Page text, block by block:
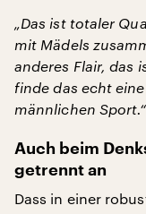
„Das ist totaler
mit Mädels
anderes Flair, das
finde das echt
männlichen Sport.“
Auch beim
getrennt an
Dass in einer